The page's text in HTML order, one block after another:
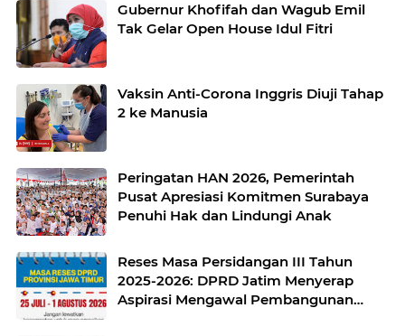
Gubernur Khofifah dan Wagub Emil
Tak Gelar Open House Idul Fitri
Vaksin Anti-Corona Inggris Diuji Tahap
2 ke Manusia
Peringatan HAN 2026, Pemerintah
Pusat Apresiasi Komitmen Surabaya
Penuhi Hak dan Lindungi Anak
Reses Masa Persidangan III Tahun
2025-2026: DPRD Jatim Menyerap
Aspirasi Mengawal Pembangunan